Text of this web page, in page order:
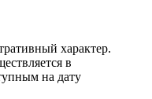
характер.
в
на дату